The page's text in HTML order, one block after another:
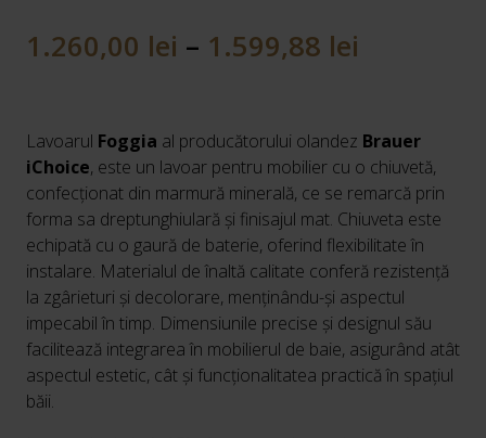
1.260,00 lei – 1.599,88 lei
Lavoarul Foggia al producătorului olandez Brauer
iChoice, este un lavoar pentru mobilier cu o chiuvetă,
confecționat din marmură minerală, ce se remarcă prin
forma sa dreptunghiulară și finisajul mat. Chiuveta este
echipată cu o gaură de baterie, oferind flexibilitate în
instalare. Materialul de înaltă calitate conferă rezistență
la zgârieturi și decolorare, menținându-și aspectul
impecabil în timp. Dimensiunile precise și designul său
facilitează integrarea în mobilierul de baie, asigurând atât
aspectul estetic, cât și funcționalitatea practică în spațiul
băii.